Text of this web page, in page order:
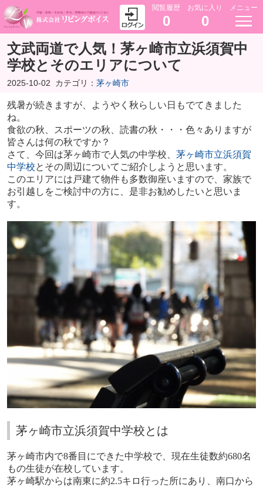
閲覧履歴
0
お気に入り
0
メニュー
文武両道で人気！茅ヶ崎市立浜須賀中
学校とそのエリアについて
2025-10-02 カテゴリ： 茅ヶ崎市
残暑が続きますが、ようやく秋らしい日もでてきました
ね。
食欲の秋、スポーツの秋、読書の秋・・・色々ありますが
皆さんは何の秋ですか？
さて、今回は茅ヶ崎市で人気の中学校、 茅ヶ崎市立浜須賀
中学校とその周辺についてご紹介しようと思います。
このエリアには戸建て物件も多数御座いますので、家族で
お引越しをご検討中の方に、是非お勧めしたいと思いま
す。
茅ヶ崎市立浜須賀中学校とは
茅ヶ崎市内で8番目にできた中学校で、現在生徒数約680名
もの生徒が在校しています。
茅ヶ崎駅からは南東に約2.5キロ行った所にあり、南口から